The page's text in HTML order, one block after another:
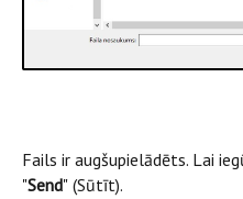
Fails ir augšupielādēts. Lai
"Send" (Sūtīt).